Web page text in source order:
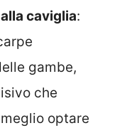
caviglia:
gambe,
che
optare